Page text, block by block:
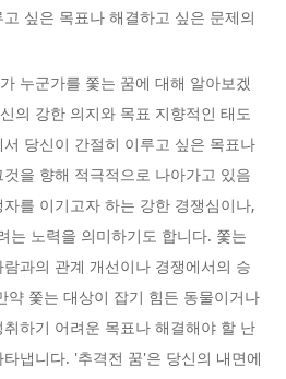
싶은 목표나 해결하고 싶은 문제의
누군가를 쫓는 꿈에 대해 알아보겠
의 강한 의지와 목표 지향적인 태도
당신이 간절히 이루고 싶은 목표나
을 향해 적극적으로 나아가고 있음
를 이기고자 하는 강한 경쟁심이나,
는 노력을 의미하기도 합니다. 쫓는
과의 관계 개선이나 경쟁에서의 승
약 쫓는 대상이 잡기 힘든 동물이거나
하기 어려운 목표나 해결해야 할 난
냅니다. '추격전 꿈'은 당신의 내면에